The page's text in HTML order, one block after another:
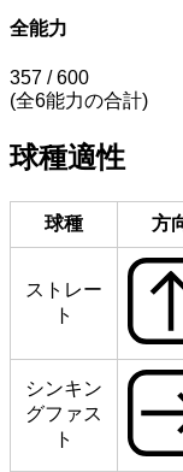
全能力
357 / 600
(全6能力の合計)
球種適性
球種 方
ストレー
ト
シンキン
グファス
ト